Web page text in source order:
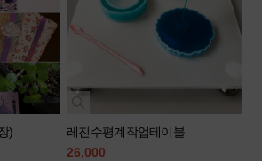
)
레진수평계작업테이블
26,000